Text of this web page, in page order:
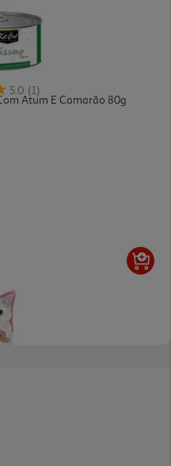
5.0 (1)
Atum E Camarão 80g
60g